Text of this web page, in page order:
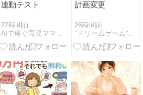
連動テスト
22時間前
計画変更
26時間前